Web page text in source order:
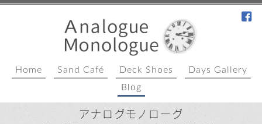
Home Sand Café Deck Shoes
Days Gallery
Blog
アナログモノローグ